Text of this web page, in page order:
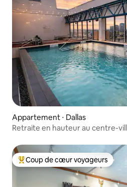
Appartement ⋅ Dallas
Retraite en hauteur au centre-
Coups de cœur voyageurs les
Coup de cœur voyageurs